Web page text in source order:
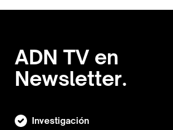
ADN TV en
Newsletter.
Investigación